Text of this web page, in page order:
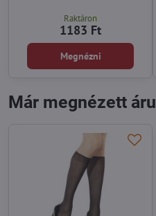
Raktáron
1183 Ft
Megnézni
Már megnézett áru